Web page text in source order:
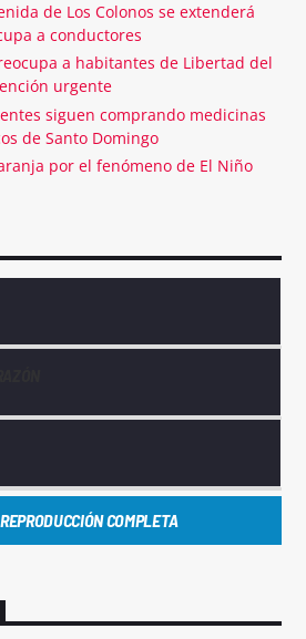
de Los Colonos se extenderá
a conductores
a habitantes de Libertad del
urgente
siguen comprando medicinas
de Santo Domingo
por el fenómeno de El Niño
COMPLETA